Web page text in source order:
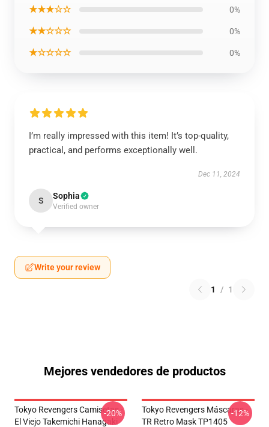
★★★☆☆ 0%
★★☆☆☆ 0%
★☆☆☆☆ 0%
I’m really impressed with this item! It’s top-quality,
practical, and performs exceptionally well.
Dec 11, 2024
S Sophia
Verified owner
Write your review
1 / 1
Mejores vendedores de productos
Tokyo Revengers Camisetas -
El Viejo Takemichi Hanagaki
-20%
Tokyo Revengers Máscaras -
TR Retro Mask TP1405
-12%